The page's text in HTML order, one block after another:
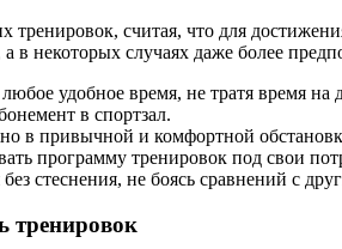
считая, что для
в некоторых случаях даже более
удобное время, не тратя время на
в спортзал.
в привычной и комфортной
программу тренировок под свои
стеснения, не боясь сравнений с
тренировок